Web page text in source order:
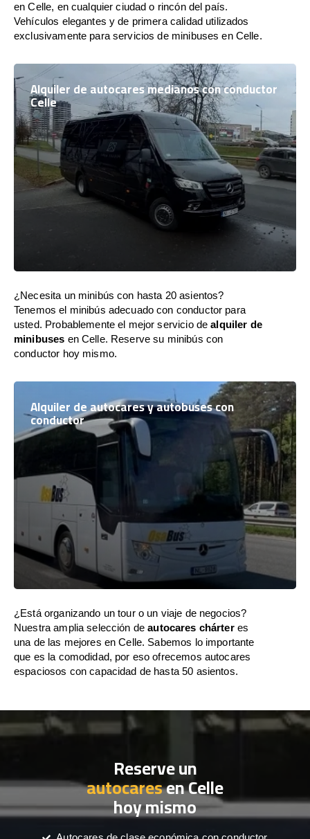
en Celle, en cualquier ciudad o rincón del país.
Vehículos elegantes y de primera calidad utilizados
exclusivamente para servicios de minibuses en Celle.
Alquiler de autocares medianos con conductor
Celle
¿Necesita un minibús con hasta 20 asientos?
Tenemos el minibús adecuado con conductor para
usted. Probablemente el mejor servicio dealquiler de
minibuses en Celle. Reserve su minibús con
conductor hoy mismo.
Alquiler de autocares y autobuses con
conductor
¿Está organizando un tour o un viaje de negocios?
Nuestra amplia selección deautocares chárteres
una de las mejores en Celle. Sabemos lo importante
que es la comodidad, por eso ofrecemos autocares
espaciosos con capacidad de hasta 50 asientos.
Reserve un
autocaresen Celle
hoy mismo